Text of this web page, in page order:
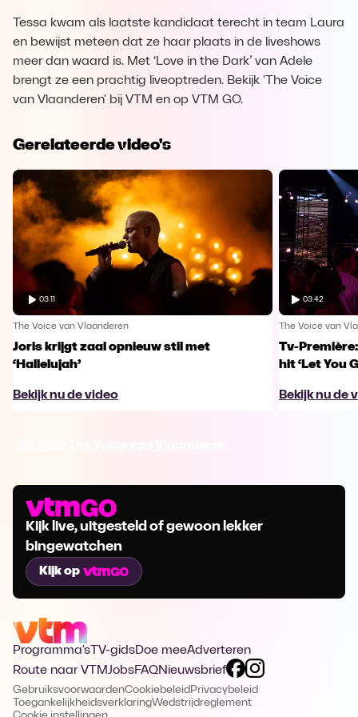
Tessa kwam als laatste kandidaat terecht in team Laura
en bewijst meteen dat ze haar plaats in de liveshows
meer dan waard is. Met ‘Love in the Dark’ van Adele
brengt ze een prachtig liveoptreden. Bekijk 'The Voice
van Vlaanderen' bij VTM en op VTM GO.
Gerelateerde video's
03:11
The Voice van Vlaanderen
Joris krijgt zaal opnieuw stil met
‘Hallelujah’
Bekijk nu de video
03:42
The Voice van
Tv-
hit ‘Let You
Bekijk nu de
Kijk live, uitgesteld of gewoon lekker
bingewatchen
Kijk op
Programma's TV-gidsDoe meeAdverteren
Route naar VTMJobsFAQNieuwsbrief
GebruiksvoorwaardenCookiebeleid Privacybeleid
ToegankelijkheidsverklaringWedstrijdreglement